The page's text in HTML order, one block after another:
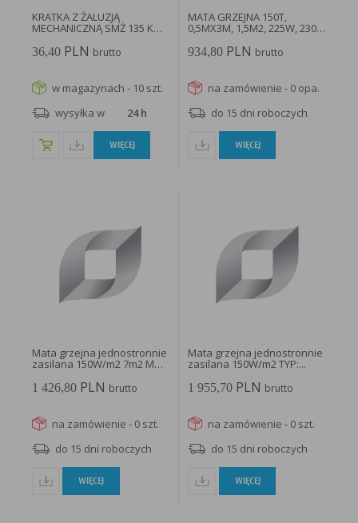
KRATKA Z ŻALUZJĄ
MECHANICZNĄ SMŻ 135 K
36,40PLN brutto
w magazynach - 10 szt.
wysyłka w
24 h
WIĘCEJ
MATA GRZEJNA 150T,
0,5MX3M, 1,5M2, 225W, 230V
934,80 PLN brutto
na zamówienie - 0 opa.
do 15 dni roboczych
WIĘCEJ
Mata grzejna jednostronnie
zasilana 150W/m2 7m2 MOJ-
1 426,80PLN brutto
na zamówienie - 0 szt.
do 15 dni roboczych
WIĘCEJ
Mata grzejna jednostronnie
zasilana 150W/m2 TYP:...
1 955,70 PLN brutto
na zamówienie - 0 szt.
do 15 dni roboczych
WIĘCEJ